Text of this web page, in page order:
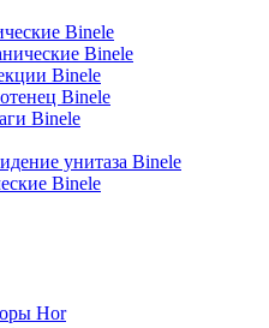
Binele
Binele
Binele
Binele
Binele
унитаза Binele
Binele
Hor